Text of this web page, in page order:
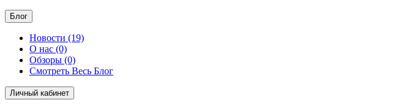
Блог
Новости (19)
О нас (0)
Обзоры (0)
Смотреть Весь Блог
Личный кабинет